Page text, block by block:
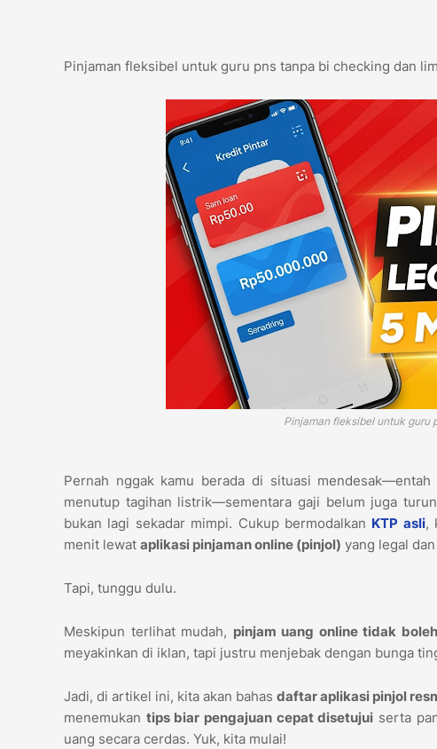
Pinjaman fleksibel untuk guru pns tanpa bi checking dan
Pinjaman fleksibel untuk guru
Pernah nggak kamu berada di situasi
menutup tagihan listrik—sementara gaji belum juga
bukan lagi sekadar mimpi. Cukup bermodalkan KTP asli,
menit lewat aplikasi pinjaman online (pinjol) yang legal
Tapi, tunggu dulu.
Meskipun terlihat mudah, pinjam uang online tidak
meyakinkan di iklan, tapi justru menjebak dengan bunga
Jadi, di artikel ini, kita akan bahas daftar aplikasi pinjol
menemukan tips biar pengajuan cepat disetujui serta
uang secara cerdas. Yuk, kita mulai!